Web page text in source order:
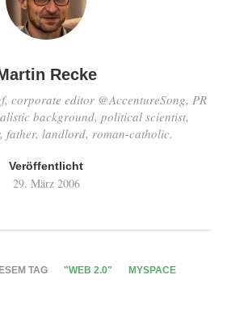
Recke
corporate editor @AccentureSong, PR
background, political scientist,
father, landlord, roman-catholic.
Veröffentlicht
29. März 2006
TAG "WEB 2.0" MYSPACE